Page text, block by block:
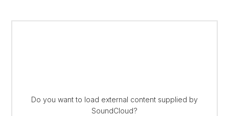
Do you want to load external content supplied by
SoundCloud?